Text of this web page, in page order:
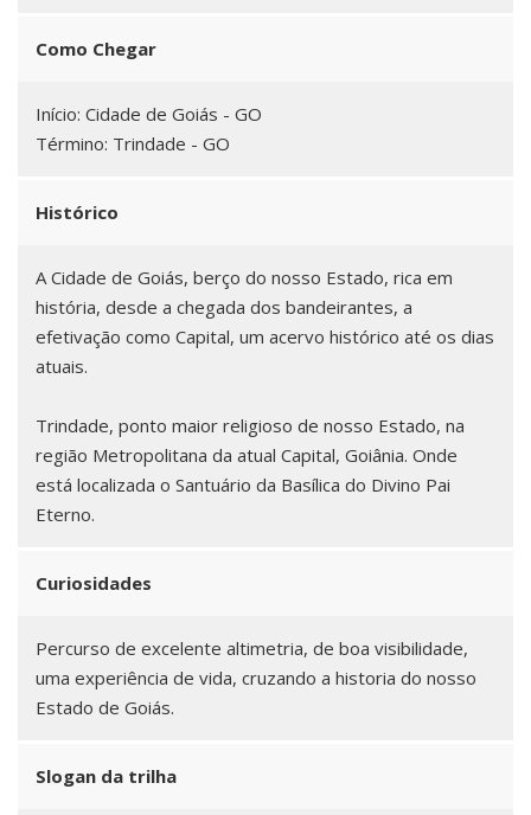
Como Chegar
Início: Cidade de Goiás - GO
Término: Trindade - GO
Histórico
A Cidade de Goiás, berço do nosso Estado, rica em
história, desde a chegada dos bandeirantes, a
efetivação como Capital, um acervo histórico até os dias
atuais.
Trindade, ponto maior religioso de nosso Estado, na
região Metropolitana da atual Capital, Goiânia. Onde
está localizada o Santuário da Basílica do Divino Pai
Eterno.
Curiosidades
Percurso de excelente altimetria, de boa visibilidade,
uma experiência de vida, cruzando a historia do nosso
Estado de Goiás.
Slogan da trilha